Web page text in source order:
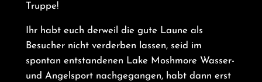
Truppe!
Ihr habt euch derweil die gute Laune als
Besucher nicht verderben lassen, seid im
spontan entstandenen Lake Moshmore Wasser-
und Angelsport nachgegangen, habt dann erst